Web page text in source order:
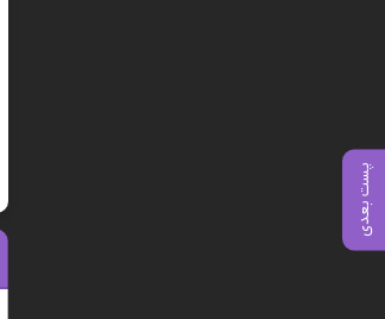
پست بعدی